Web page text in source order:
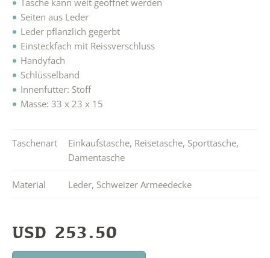
Seiten aus Leder
Leder pflanzlich gegerbt
Einsteckfach mit Reissverschluss
Handyfach
Schlüsselband
Innenfutter: Stoff
Masse: 33 x 23 x 15
Taschenart Einkaufstasche, Reisetasche, Sporttasche,
Damentasche
Material Leder, Schweizer Armeedecke
USD 253.50